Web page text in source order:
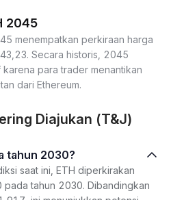
2045
menempatkan perkiraan harga
Secara historis, 2045
para trader menantikan
dari Ethereum.
Diajukan (T&J)
tahun 2030?
saat ini, ETH diperkirakan
tahun 2030. Dibandingkan